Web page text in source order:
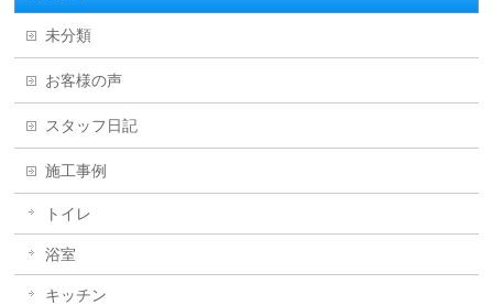
未分類
お客様の声
スタッフ日記
施工事例
トイレ
浴室
キッチン